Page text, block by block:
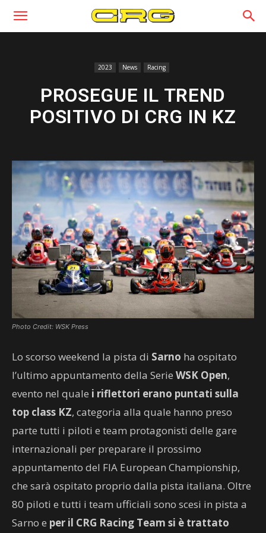
2023 News Racing
PROSEGUE IL TREND
POSITIVO DI CRG IN KZ
Photo Credit: WSK Press
Lo scorso weekend la pista di Sarno ha ospitato
l’ultimo appuntamento della Serie WSK Open,
evento nel quale i riflettori erano puntati sulla
top class KZ, categoria alla quale hanno preso
parte tutti i piloti e team protagonisti delle gare
internazionali per preparare il prossimo
appuntamento del FIA European Championship,
che sarà ospitato proprio dalla pista italiana. Oltre
80 piloti e tutti i team ufficiali sono scesi in pista a
Sarno e per il CRG Racing Team si è trattato